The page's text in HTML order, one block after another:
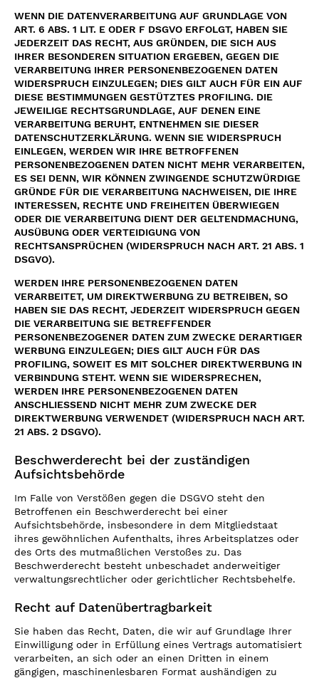
WENN DIE DATENVERARBEITUNG AUF GRUNDLAGE VON
ART. 6 ABS. 1 LIT. E ODER F DSGVO ERFOLGT, HABEN SIE
JEDERZEIT DAS RECHT, AUS GRÜNDEN, DIE SICH AUS
IHRER BESONDEREN SITUATION ERGEBEN, GEGEN DIE
VERARBEITUNG IHRER PERSONENBEZOGENEN DATEN
WIDERSPRUCH EINZULEGEN; DIES GILT AUCH FÜR EIN AUF
DIESE BESTIMMUNGEN GESTÜTZTES PROFILING. DIE
JEWEILIGE RECHTSGRUNDLAGE, AUF DENEN EINE
VERARBEITUNG BERUHT, ENTNEHMEN SIE DIESER
DATENSCHUTZERKLÄRUNG. WENN SIE WIDERSPRUCH
EINLEGEN, WERDEN WIR IHRE BETROFFENEN
PERSONENBEZOGENEN DATEN NICHT MEHR VERARBEITEN,
ES SEI DENN, WIR KÖNNEN ZWINGENDE SCHUTZWÜRDIGE
GRÜNDE FÜR DIE VERARBEITUNG NACHWEISEN, DIE IHRE
INTERESSEN, RECHTE UND FREIHEITEN ÜBERWIEGEN
ODER DIE VERARBEITUNG DIENT DER GELTENDMACHUNG,
AUSÜBUNG ODER VERTEIDIGUNG VON
RECHTSANSPRÜCHEN (WIDERSPRUCH NACH ART. 21 ABS. 1
DSGVO).
WERDEN IHRE PERSONENBEZOGENEN DATEN
VERARBEITET, UM DIREKTWERBUNG ZU BETREIBEN, SO
HABEN SIE DAS RECHT, JEDERZEIT WIDERSPRUCH GEGEN
DIE VERARBEITUNG SIE BETREFFENDER
PERSONENBEZOGENER DATEN ZUM ZWECKE DERARTIGER
WERBUNG EINZULEGEN; DIES GILT AUCH FÜR DAS
PROFILING, SOWEIT ES MIT SOLCHER DIREKTWERBUNG IN
VERBINDUNG STEHT. WENN SIE WIDERSPRECHEN,
WERDEN IHRE PERSONENBEZOGENEN DATEN
ANSCHLIESSEND NICHT MEHR ZUM ZWECKE DER
DIREKTWERBUNG VERWENDET (WIDERSPRUCH NACH ART.
21 ABS. 2 DSGVO).
Beschwerderecht bei der zuständigen
Aufsichtsbehörde
Im Falle von Verstößen gegen die DSGVO steht den
Betroffenen ein Beschwerderecht bei einer
Aufsichtsbehörde, insbesondere in dem Mitgliedstaat
ihres gewöhnlichen Aufenthalts, ihres Arbeitsplatzes oder
des Orts des mutmaßlichen Verstoßes zu. Das
Beschwerderecht besteht unbeschadet anderweitiger
verwaltungsrechtlicher oder gerichtlicher Rechtsbehelfe.
Recht auf Datenübertragbarkeit
Sie haben das Recht, Daten, die wir auf Grundlage Ihrer
Einwilligung oder in Erfüllung eines Vertrags automatisiert
verarbeiten, an sich oder an einen Dritten in einem
gängigen, maschinenlesbaren Format aushändigen zu